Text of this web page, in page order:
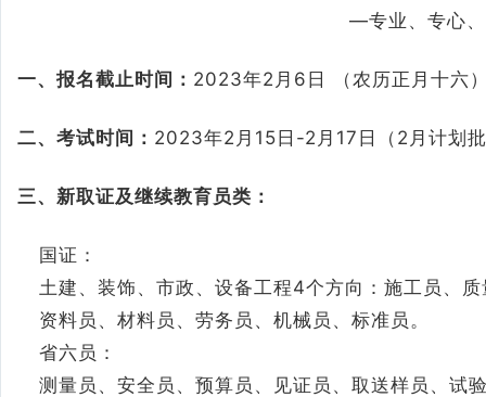
—专业、专心
一、报名截止时间： 2023年2月6日 （农历正月十六
二、考试时间： 2023年2月15日-2月17日（2月计划
三、新取证及继续教育员类：
国证：
土建、装饰、市政、设备工程4个方向：施工员、
资料员、材料员、劳务员、机械员、标准员。
省六员：
测量员、安全员、预算员、见证员、取送样员、试